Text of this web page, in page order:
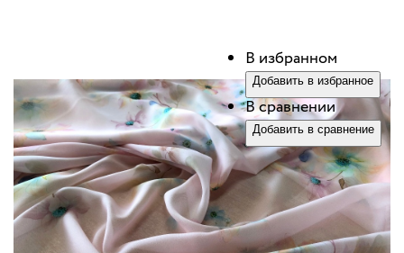
В избранном
Добавить в избранное
В сравнении
Добавить в сравнение